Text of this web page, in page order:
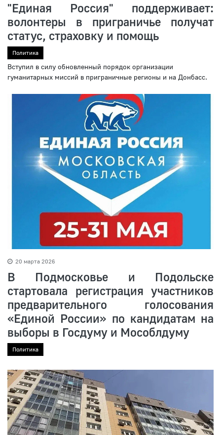
"Единая Россия" поддерживает:
волонтеры в приграничье получат
статус, страховку и помощь
Политика
Вступил в силу обновленный порядок организации
гуманитарных миссий в приграничные регионы и на Донбасс.
20 марта 2026
В Подмосковье и Подольске
стартовала регистрация участников
предварительного голосования
«Единой России» по кандидатам на
выборы в Госдуму и Мособлдуму
Политика